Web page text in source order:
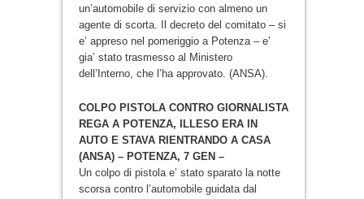
un’automobile di servizio con almeno un
agente di scorta. Il decreto del comitato – si
e’ appreso nel pomeriggio a Potenza – e’
gia’ stato trasmesso al Ministero
dell’Interno, che l’ha approvato. (ANSA).
COLPO PISTOLA CONTRO GIORNALISTA
REGA A POTENZA, ILLESO ERA IN
AUTO E STAVA RIENTRANDO A CASA
(ANSA) – POTENZA, 7 GEN –
Un colpo di pistola e’ stato sparato la notte
scorsa contro l’automobile guidata dal